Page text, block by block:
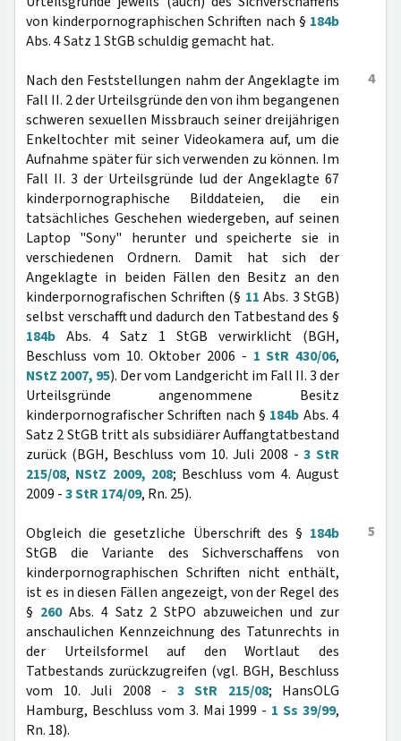
von kinderpornographischen Schriften nach § 184b
Abs. 4 Satz 1 StGB schuldig gemacht hat.
4
Nach den Feststellungen nahm der Angeklagte im
Fall II. 2 der Urteilsgründe den von ihm begangenen
schweren sexuellen Missbrauch seiner dreijährigen
Enkeltochter mit seiner Videokamera auf, um die
Aufnahme später für sich verwenden zu können. Im
Fall II. 3 der Urteilsgründe lud der Angeklagte 67
kinderpornographische Bilddateien, die ein
tatsächliches Geschehen wiedergeben, auf seinen
Laptop "Sony" herunter und speicherte sie in
verschiedenen Ordnern. Damit hat sich der
Angeklagte in beiden Fällen den Besitz an den
kinderpornografischen Schriften (§ 11 Abs. 3 StGB)
selbst verschafft und dadurch den Tatbestand des §
184b Abs. 4 Satz 1 StGB verwirklicht (BGH,
Beschluss vom 10. Oktober 2006 - 1 StR 430/06,
NStZ 2007, 95). Der vom Landgericht im Fall II. 3 der
Urteilsgründe angenommene Besitz
kinderpornografischer Schriften nach § 184b Abs. 4
Satz 2 StGB tritt als subsidiärer Auffangtatbestand
zurück (BGH, Beschluss vom 10. Juli 2008 -3 StR
215/08, NStZ 2009, 208; Beschluss vom 4. August
2009 -3 StR 174/09, Rn. 25).
5
Obgleich die gesetzliche Überschrift des § 184b
StGB die Variante des Sichverschaffens von
kinderpornographischen Schriften nicht enthält,
ist es in diesen Fällen angezeigt, von der Regel des
§ 260Abs. 4 Satz 2 StPO abzuweichen und zur
anschaulichen Kennzeichnung des Tatunrechts in
der Urteilsformel auf den Wortlaut des
Tatbestands zurückzugreifen (vgl. BGH, Beschluss
vom 10. Juli 2008 - 3 StR 215/08; HansOLG
Hamburg, Beschluss vom 3. Mai 1999 - 1 Ss 39/99,
Rn. 18).